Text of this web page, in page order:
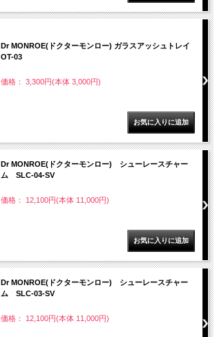
Dr MONROE(ドクターモンロー) ガラスアッシュトレイ
OT-03
価格： 3,300円(本体 3,000円)
Dr MONROE(ドクターモンロー) シューレースチャー
ム SLC-04-SV
価格： 12,100円(本体 11,000円)
Dr MONROE(ドクターモンロー) シューレースチャー
ム SLC-03-SV
価格： 12,100円(本体 11,000円)